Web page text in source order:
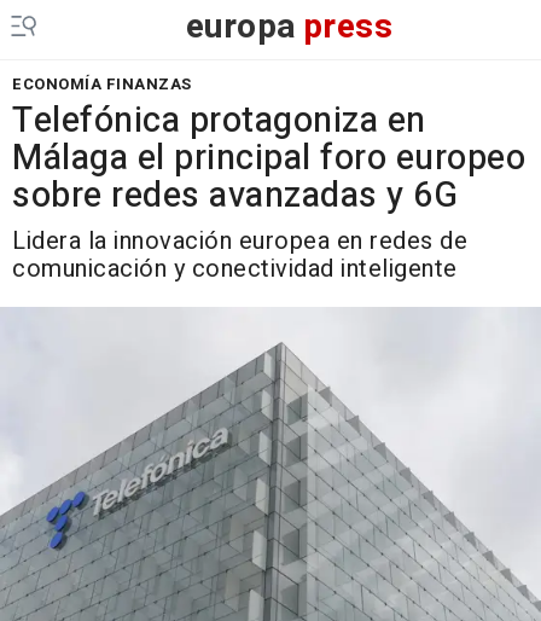
europa press
ECONOMÍA FINANZAS
Telefónica protagoniza en
Málaga el principal foro europeo
sobre redes avanzadas y 6G
Lidera la innovación europea en redes de
comunicación y conectividad inteligente